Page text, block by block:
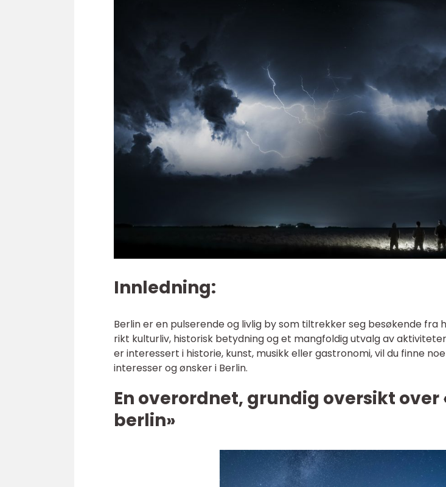
Innledning:
Berlin er en pulserende og livlig by som tiltrekker seg besøkende fra
rikt kulturliv, historisk betydning og et mangfoldig utvalg av
er interessert i historie, kunst, musikk eller gastronomi, vil du finne
interesser og ønsker i Berlin.
En overordnet, grundig oversikt over
berlin»